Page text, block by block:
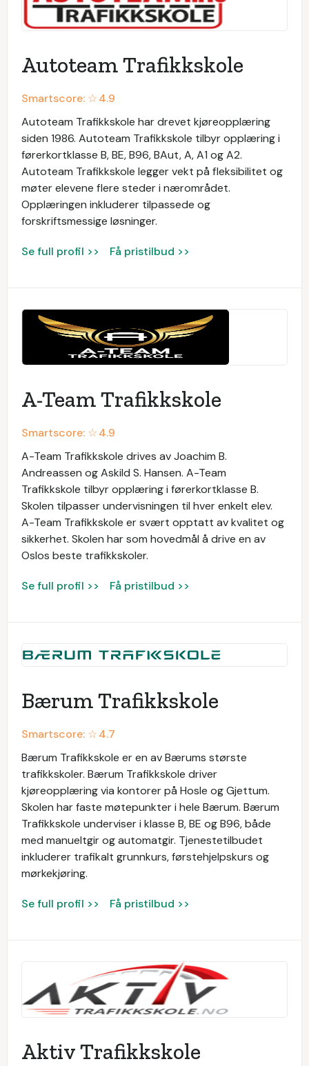
Autoteam Trafikkskole
Smartscore: ☆4.9
Autoteam Trafikkskole har drevet kjøreopplæring
siden 1986. Autoteam Trafikkskole tilbyr opplæring i
førerkortklasse B, BE, B96, BAut, A, A1 og A2.
Autoteam Trafikkskole legger vekt på fleksibilitet og
møter elevene flere steder i nærområdet.
Opplæringen inkluderer tilpassede og
forskriftsmessige løsninger.
Se full profil >> Få pristilbud >>
A-Team Trafikkskole
Smartscore: ☆4.9
A-Team Trafikkskole drives av Joachim B.
Andreassen og Askild S. Hansen. A-Team
Trafikkskole tilbyr opplæring i førerkortklasse B.
Skolen tilpasser undervisningen til hver enkelt elev.
A-Team Trafikkskole er svært opptatt av kvalitet og
sikkerhet. Skolen har som hovedmål å drive en av
Oslos beste trafikkskoler.
Se full profil >> Få pristilbud >>
Bærum Trafikkskole
Smartscore: ☆4.7
Bærum Trafikkskole er en av Bærums største
trafikkskoler. Bærum Trafikkskole driver
kjøreopplæring via kontorer på Hosle og Gjettum.
Skolen har faste møtepunkter i hele Bærum. Bærum
Trafikkskole underviser i klasse B, BE og B96, både
med manueltgir og automatgir. Tjenestetilbudet
inkluderer trafikalt grunnkurs, førstehjelpskurs og
mørkekjøring.
Se full profil >> Få pristilbud >>
Aktiv Trafikkskole